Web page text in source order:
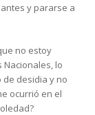
y pararse a
no estoy
lo
de desidia y no
ocurrió en el